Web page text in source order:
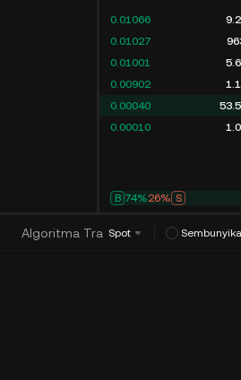
Algoritma Trading(0
Spot
0.01066
0.01027
0.01001
0.00902
0.00040
0.00010
B 74%26% S